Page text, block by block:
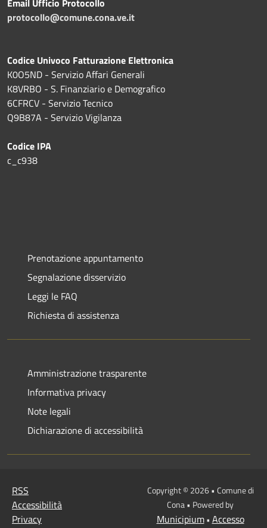
Email Ufficio Protocollo
protocollo@comune.cona.ve.it
Codice Univoco Fatturazione Elettronica
K0O5ND - Servizio Affari Generali
K8VRBO - S. Finanziario e Demografico
6CFRCV - Servizio Tecnico
Q9B87A - Servizio Vigilanza
Codice IPA
c_c938
Prenotazione appuntamento
Segnalazione disservizio
Leggi le FAQ
Richiesta di assistenza
Amministrazione trasparente
Informativa privacy
Note legali
Dichiarazione di accessibilità
RSS
Accessibilità
Privacy
Copyright © 2026 • Comune di
Cona • Powered by
Municipium• Accesso